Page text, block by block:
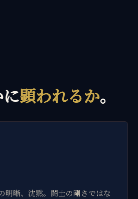
顕われるか。
明晰、沈黙。闘士の剛さではな